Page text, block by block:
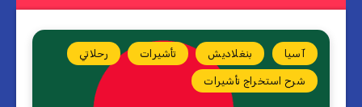
آسيا بنغلاديش تأشيرات رحلاتي
شرح استخراج تأشيرات